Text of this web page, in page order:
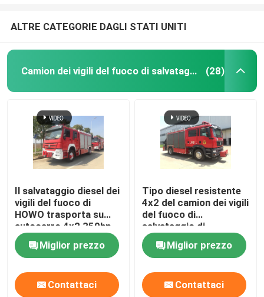
ALTRE CATEGORIE DAGLI STATI UNITI
Camion dei vigili del fuoco di salvataggio di emergenza (28)
Il salvataggio diesel dei
vigili del fuoco di
HOWO trasporta su
autocarro 4x2 350hp
per lotta antincendio
Miglior prezzo
Contattaci
Tipo diesel resistente
4x2 del camion dei vigili
del fuoco di
salvataggio di
emergenza di SITRAK
228kwMiglior prezzo
Contattaci